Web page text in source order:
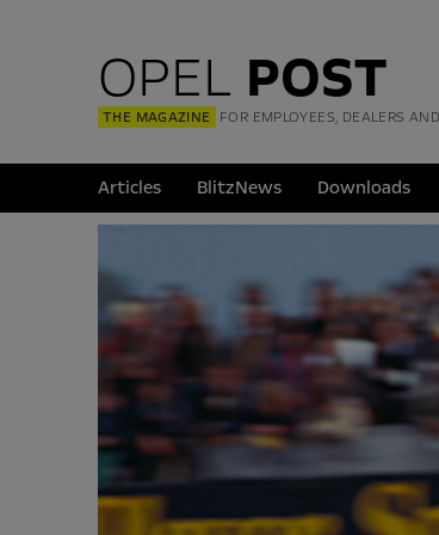
OPEL POST
THE MAGAZINE FOR EMPLOYEES, DEALERS
Articles BlitzNews Downloads